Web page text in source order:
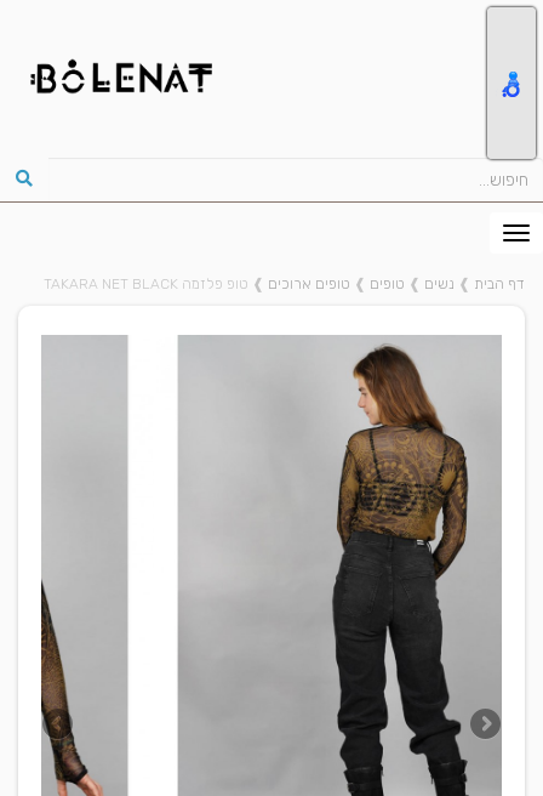
דף הבית ❱ נשים ❱ טופים ❱ טופים ארוכים ❱ טופ פלזמה TAKARA NET BLACK